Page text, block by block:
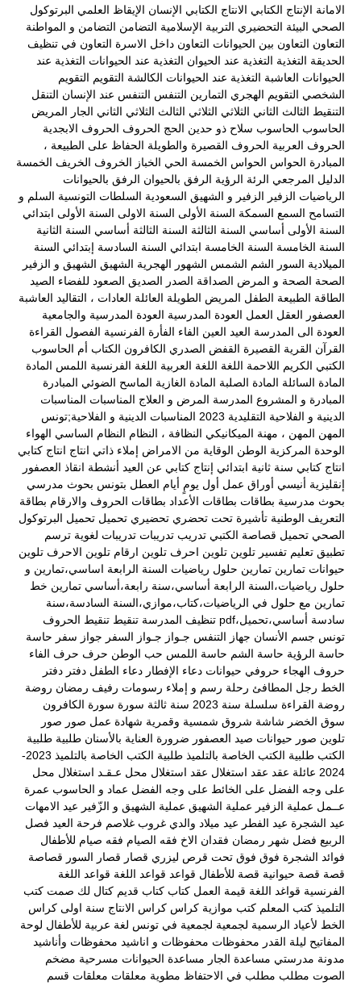
الامانة الإنتاج الكتابي الانتاج الكتابي الإنسان الإيقاظ العلمي البرتوكول
الصحي البيئة التحضيري التربية الإسلامية التضامن التضامن و المواطنة
التعاون التعاون بين الحيوانات التعاون داخل الاسرة التعاون في تنظيف
الحديقة التغذية التغذية عند الحيوان التغذية عند الحيوانات التغذية عند
الحيوانات العاشبة التغذية عند الحيوانات الكالشة التقويم التقويم
الشخصي التقويم الهجري التمارين التنفس التنفس عند الإنسان التنقل
التنقيط الثالث الثاني الثلاثي الثلاثي الثالث الثلاثي الثاني الجار المريض
الحاسوب الحاسوب سلاح ذو حدين الحج الحروف الحروف الابجدية
الحروف العربية الحروف القصيرة والطويلة الحفاظ على الطبيعة ،
المبادرة الحواس الحواس الخمسة الحي الخباز الخروف الخريف الخمسة
الدليل المرجعي الرئة الرؤية الرفق بالحيوان الرفق بالحيوانات
الرياضيات الزفير الزفير و الشهيق السعودية السلطات التونسية السلم و
التسامح السمع السمكة السنة الأولى السنة الاولى السنة الأولى ابتدائي
السنة الأولى أساسي السنة الثالثة السنة الثالثة أساسي السنة الثانية
السنة الخامسة السنة الخامسة ابتدائي السنة السادسة إبتدائي السنة
الميلادية السور الشم الشمس الشهور الهجرية الشهيق الشهيق و الزفير
الصحة الصحة و المرض الصداقة الصدر الصديق الصعود للفضاء الصيد
الطاقة الطبيعة الطفل المريض الطويلة العائلة العادات ، التقاليد العاشبة
العصفور العقل العمل العودة المدرسية العودة المدرسية والجامعية
العودة الى المدرسة العيد العين الفاء الفأرة الفرنسية الفصول القراءة
القرآن القرية القصيرة القفض الصدري الكافرون الكتاب أم الحاسوب
الكتبي الكريم اللاحمة اللغة اللغة العربية اللغة الفرنسية اللمس المادة
المادة السائلة المادة الصلبة المادة الغازية الماسح الضوئي المبادرة
المبادرة و المشروع المدرسة المرض و العلاج المناسبات المناسبات
الدينية و الفلاحية التقليدية 2023
المناسبات الدينية و الفلاحية;تونس
المهن المهن ، مهنة الميكانيكي النظافة ، النظام النظام الساسي الهواء
الوحدة المركزية الوطن الوقاية من الامراض إملاء ذاتي انتاج انتاج كتابي
انتاج كتابي سنة ثانية ابتدائي إنتاج كتابي عن العيد أنشطة انقاذ العصفور
إنقليزية أنيسي أوراق عمل أول يومٍ أيام العطل بتونس بحوث مدرسي
بحوث مدرسية بطاقات بطاقات الأعداد بطاقات الحروف والارقام بطاقة
التعريف الوطنية تأشيرة تحت تحضري تحضيري تحميل تحميل البرتوكول
الصحي تحميل قصاصة الكتبي تدريب تدريبات تدريبات لغوية ترسم
تطبيق تعليم تفسير تلوين تلوين احرف تلوين ارقام تلوين الاحرف تلوين
حيوانات تمارين تمارين حلول رياضيات السنة الرابعة اساسي،تمارين و
حلول رياضيات،السنة الرابعة أساسي،سنة رابعة،أساسي تمارين خط
تمارين مع حلول في الرياضيات،كتاب،موازي،السنة السادسة،سنة
سادسة أساسي،تحميل،pdf
تنظيف المدرسة تنقيط تنقيط الحروف
تونس جسم الأنسان جهاز التنفس جـواز جـواز السفر جواز سفر حاسة
حاسة الرؤية حاسة الشم حاسة اللمس حب الوطن حرف حرف الفاء
حروف الهجاء حروفي حيوانات دعاء الإفطار دعاء الطفل دفتر دفتر
الخط رجل المطافئ رحلة رسم و إملاء رسومات رفيف رمضان روضة
روضة القراءة سلسلة سنة 2023 سنة ثالثة سورة سورة الكافرون
سوق الخضر شاشة شروق شمسية وقمرية شهادة عمل صور صور
تلوين صور حيوانات صيد العصفور ضرورة العناية بالأسنان طلبية طلبية
الكتب طلبية الكتب الخاصة بالتلميذ
طلبية الكتب الخاصة بالتلميذ 2023-
2024 عائلة عقد عقد استغلال عقد استغلال محل عـقـد استغلال محل
على وجه الفضل على الخائط على وجه الفضل عماد و الحاسوب عمرة
عــمل عملية الزفير عملية الشهيق عملية الشهيق و الزّفير عيد الامهات
عيد الشجرة عيد الفطر عيد ميلاد والدي غروب غلاصم فرحة العيد فصل
الربيع فضل شهر رمضان فقدان الاخ فقه الصيام فقه صيام للأطفال
فوائد الشجرة فوق فوق تحت قرص ليزري قصار قصار السور قصاصة
قصة قصة حيوانية قصة للأطفال قواعد قواعد اللغة قواعد اللغة
الفرنسية قواغد اللغة قيمة العمل كتاب كتاب قديم كتال لك صمت كتب
التلميذ كتب المعلم كتب موازية كراس كراس الانتاج سنة اولى كراس
الخط لأعياد الرسمية لجمعية لجمعية في تونس لغة عربية للأطفال لوحة
المفاتيح ليلة القدر محفوظات محفوظات و اناشيد محفوظات وأناشيد
مدونة مدرستي مساعدة الجار مساعدة الحيوانات مسرحية مضخم
الصوت مطلب مطلب في الاحتفاظ مطوية معلقات معلقات قسم